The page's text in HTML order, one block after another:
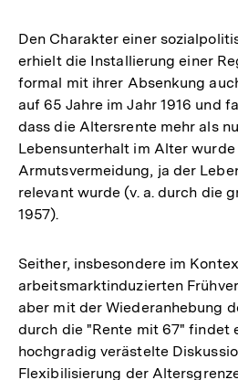
Den Charakter einer
erhielt die Installierung einer
formal mit ihrer Absenkung
auf 65 Jahre im Jahr 1916 und
dass die Altersrente mehr als
Lebensunterhalt im Alter
Armutsvermeidung, ja der
relevant wurde (v. a. durch die
1957).
Seither, insbesondere im
arbeitsmarktinduzierten
aber mit der Wiederanhebung
durch die "Rente mit 67" findet
hochgradig verästelte
Flexibilisierung der